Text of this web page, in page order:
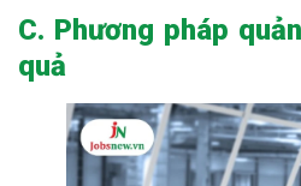
C. Phương pháp
quả